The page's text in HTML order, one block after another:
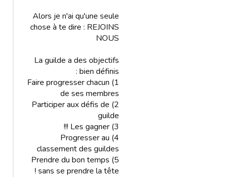
Alors je n'ai qu'une seule
chose à te dire : REJOINS
NOUS
La guilde a des objectifs
bien définis :
1) Faire progresser chacun
de ses membres
2) Participer aux défis de
guilde
3) Les gagner !!!
4) Progresser au
classement des guildes
5) Prendre du bon temps
sans se prendre la tête !